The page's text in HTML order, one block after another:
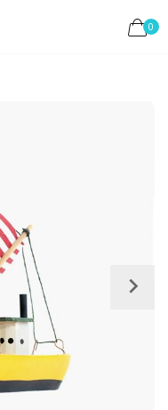
0